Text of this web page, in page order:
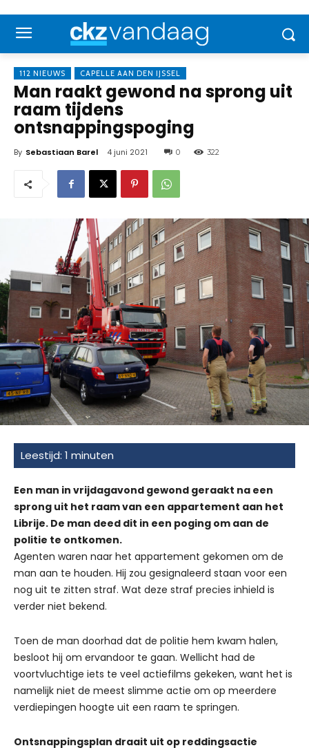
112 NIEUWS CAPELLE AAN DEN IJSSEL
Man raakt gewond na sprong uit
raam tijdens
ontsnappingspoging
By Sebastiaan Barel 4 juni 2021 0 322
Een man in vrijdagavond gewond geraakt na een
sprong uit het raam van een appartement aan het
Librije. De man deed dit in een poging om aan de
politie te ontkomen.
Agenten waren naar het appartement gekomen om de
man aan te houden. Hij zou gesignaleerd staan voor een
nog uit te zitten straf. Wat deze straf precies inhield is
verder niet bekend.
Toen de man doorhad dat de politie hem kwam halen,
besloot hij om ervandoor te gaan. Wellicht had de
voortvluchtige iets te veel actiefilms gekeken, want het is
namelijk niet de meest slimme actie om op meerdere
verdiepingen hoogte uit een raam te springen.
Ontsnappingsplan draait uit op reddingsactie